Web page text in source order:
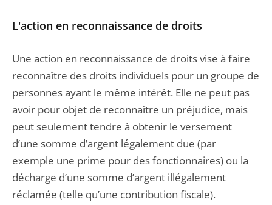
L'action en reconnaissance de droits
Une action en reconnaissance de droits vise à faire
reconnaître des droits individuels pour un groupe de
personnes ayant le même intérêt. Elle ne peut pas
avoir pour objet de reconnaître un préjudice, mais
peut seulement tendre à obtenir le versement
d’une somme d’argent légalement due (par
exemple une prime pour des fonctionnaires) ou la
décharge d’une somme d’argent illégalement
réclamée (telle qu’une contribution fiscale).